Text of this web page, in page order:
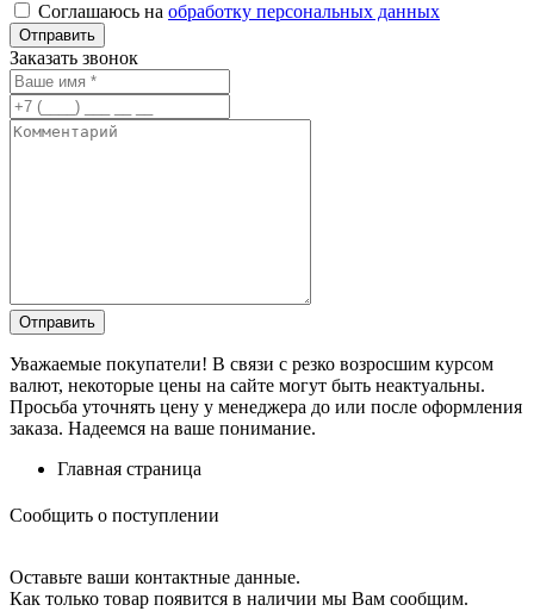
Соглашаюсь на обработку персональных данных
Заказать звонок
Уважаемые покупатели! В связи с резко возросшим курсом
валют, некоторые цены на сайте могут быть неактуальны.
Просьба уточнять цену у менеджера до или после оформления
заказа. Надеемся на ваше понимание.
Главная страница
Сообщить о поступлении
Оставьте ваши контактные данные.
Как только товар появится в наличии мы Вам сообщим.